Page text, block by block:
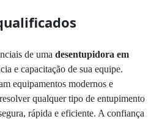
de uma desentupidora em
e capacitação de sua equipe.
equipamentos modernos e
qualquer tipo de entupimento
rápida e eficiente. A confiança